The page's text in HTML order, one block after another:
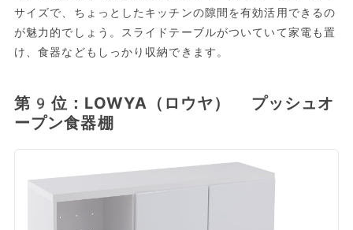
サイズで、ちょっとしたキッチンの隙間を有効活用できるの
が魅力的でしょう。スライドテーブルがついていて家電も置
け、食器などもしっかり収納できます。
第9位：LOWYA（ロウヤ） プッシュオ
ープン食器棚